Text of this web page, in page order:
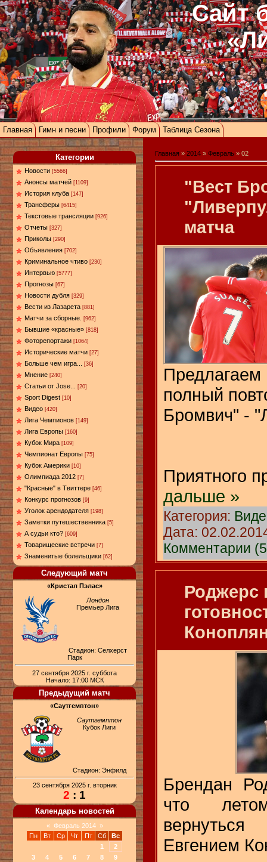
Сайт
Главная Гимн и песни Профили Форум Таблица Сезона
Категории
Новости [5566]
Анонсы матчей [1109]
История клуба [147]
Трансферы [6415]
Текстовые трансляции [926]
Отчеты [327]
Приколы [290]
Объявления [702]
Криминальное чтиво [230]
Интервью [5777]
Прогнозы [67]
Новости дубля [329]
Вести из Лазарета [881]
Матчи за сборные. [962]
Бывшие «красные» [818]
Фоторепортажи [1064]
Исторические матчи [27]
Больше чем игра... [36]
Мнение [240]
Статьи от Jose... [20]
Sport Digest [10]
Видео [420]
Лига Чемпионов [149]
Лига Европы [160]
Кубок Мира [109]
Чемпионат Европы [75]
Кубок Америки [10]
Олимпиада 2012 [7]
"Красные" в Твиттере [46]
Конкурс прогнозов [9]
Уголок арендодателя [198]
Заметки путешественника [5]
А судьи кто? [609]
Товарищеские встречи [7]
Знаменитые болельщики [62]
Следующий матч
«Кристал Пэлас»
Лондон
Премьер Лига
Стадион: Селхерст
Парк
27 сентября 2025 г. суббота
Начало: 17:00 МСК
Предыдущий матч
«Саутгемптон»
Саутгемптон
Кубок Лиги
Стадион: Энфилд
23 сентября 2025 г. вторник
2 : 1
Календарь новостей
« Февраль 2014 »
Пн
Вт Ср Чт Пт Сб
Вс
1
2
3
4 5 6 7 8
9
Главная » 2014 » Февраль » 02
"Вест
матча
полный
Бромвич" -
Приятного
дальше »
Категория:
Дата:
Комментарии
Роджерс
Брендан
что
Евгением